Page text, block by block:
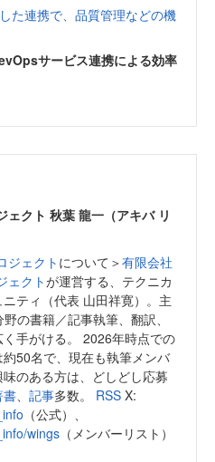
た連携で、品質管理などの機
サービス連携による効率
ェクト 秋葉 龍一（アキバ リ
ジェクト について＞有限会社
ェクトが運営する、テクニカ
ニティ（代表 山田祥寛）。主
の書籍／記事執筆、翻訳、
手がける。 2026年時点での
約50名で、現在も執筆メンバ
味のある方は、どしどし応募
書 記事多数。 RSS X:
（公式）、
wings （メンバーリスト）